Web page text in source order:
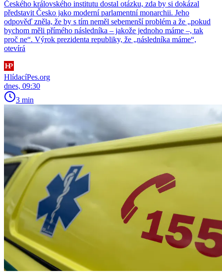
Českého královského institutu dostal otázku, zda by si dokázal
představit Česko jako moderní parlamentní monarchii. Jeho
odpověď zněla, že by s tím neměl sebemenší problém a že „pokud
bychom měli přímého následníka – jakože jednoho máme –, tak
proč ne“. Výrok prezidenta republiky, že „následníka máme“,
otevírá
HlídacíPes.org
dnes, 09:30
3 min